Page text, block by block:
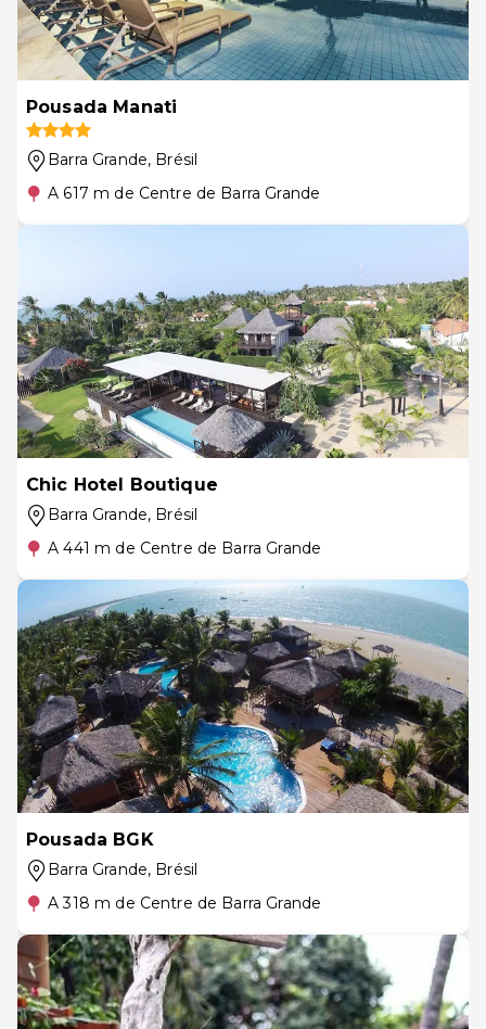
Pousada Manati
Barra Grande, Brésil
A 617 m de Centre de Barra Grande
Chic Hotel Boutique
Barra Grande, Brésil
A 441 m de Centre de Barra Grande
Pousada BGK
Barra Grande, Brésil
A 318 m de Centre de Barra Grande